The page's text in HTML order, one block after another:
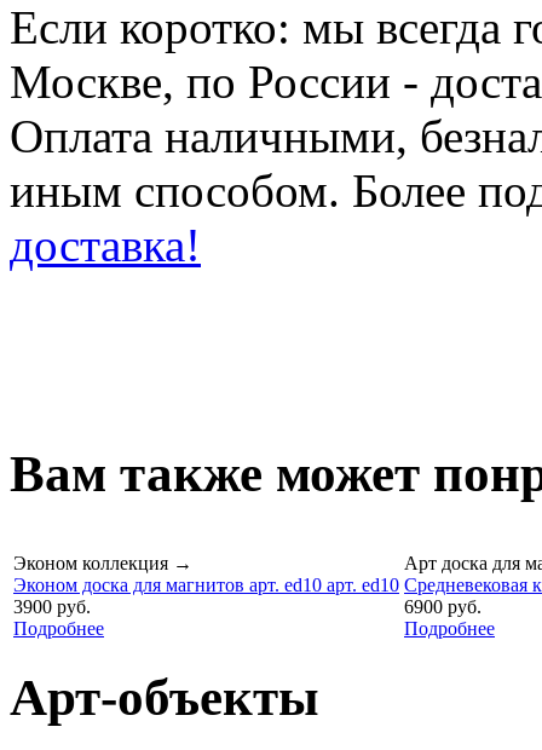
Если коротко: мы всегда
Москве, по России -
Оплата наличными,
иным способом. Более
доставка!
Вам также может
Эконом коллекция →
Эконом доска для магнитов арт. ed10 арт. ed10
3900 руб.
Подробнее
Арт доска для
Средневековая
6900 руб.
Подробнее
Арт-объекты